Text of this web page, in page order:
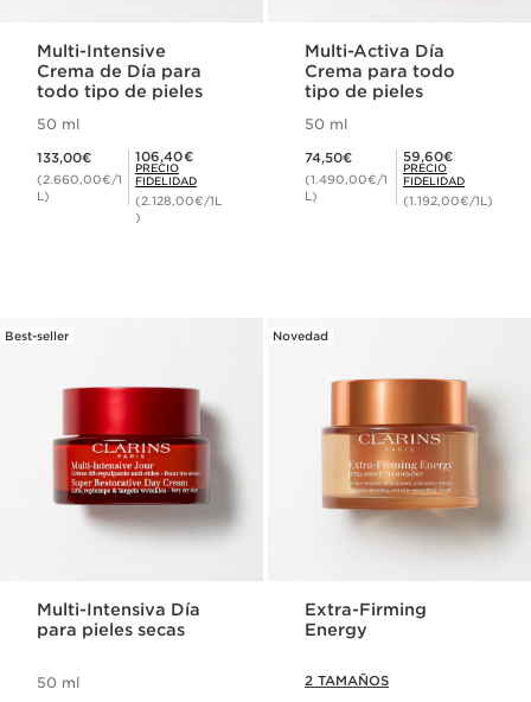
Multi-Intensive
Crema de Día para
todo tipo de pieles
50 ml
133,00€
(2.660,00€/1
L)
Precio Fidelidad 106,40€
106,40€
PRECIO
FIDELIDAD
(2.128,00€/1L
)
Multi-Activa Día
Crema para todo
tipo de pieles
50 ml
74,50€
(1.490,00€/1
L)
Precio Fidelidad 59,60€
59,60€
PRECIO
FIDELIDAD
(1.192,00€/1L)
Best-seller
Multi-Intensiva Día
para pieles secas
50 ml
Novedad
Extra-Firming
Energy
2 TAMAÑOS